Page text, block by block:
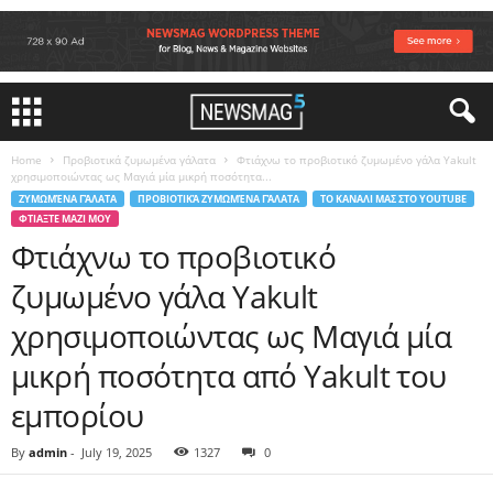
Home Προβιοτικά ζυμωμένα γάλατα
Φτιάχνω το προβιοτικό ζυμωμένο γάλα Yakult
χρησιμοποιώντας ως Μαγιά μία μικρή ποσότητα...
ΖΥΜΩΜΈΝΑ ΓΆΛΑΤΑ ΠΡΟΒΙΟΤΙΚΆ ΖΥΜΩΜΈΝΑ ΓΆΛΑΤΑ
ΤΟ ΚΑΝΑΛΙ ΜΑΣ ΣΤΟ YOUTUBE
ΦΤΙΑΞΤΕ ΜΑΖΙ ΜΟΥ
Φτιάχνω το προβιοτικό
ζυμωμένο γάλα Yakult
χρησιμοποιώντας ως Μαγιά μία
μικρή ποσότητα από Yakult του
εμπορίου
By admin - July 19, 2025 1327 0